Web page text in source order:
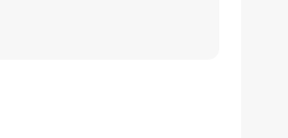
und Opa oder 2